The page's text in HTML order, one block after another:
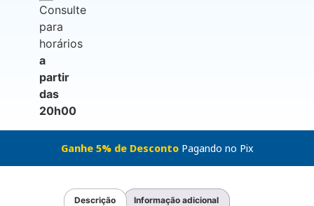
Consulte
para
horários
a
partir
das
20h00
Ganhe 5% de DescontoPagando no Pix
Descrição Informação adicional